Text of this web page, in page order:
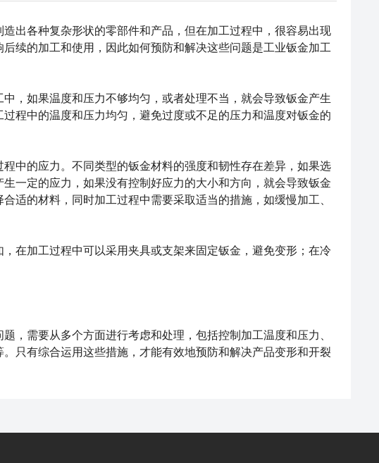
出各种复杂形状的零部件和产品，但在加工过程中，很容易出现
续的加工和使用，因此如何预防和解决这些问题是工业钣金加工
如果温度和压力不够均匀，或者处理不当，就会导致钣金产生
程中的温度和压力均匀，避免过度或不足的压力和温度对钣金的
的应力。不同类型的钣金材料的强度和韧性存在差异，如果选
一定的应力，如果没有控制好应力的大小和方向，就会导致钣金
适的材料，同时加工过程中需要采取适当的措施，如缓慢加工、
加工过程中可以采用夹具或支架来固定钣金，避免变形；在冷
，需要从多个方面进行考虑和处理，包括控制加工温度和压力、
只有综合运用这些措施，才能有效地预防和解决产品变形和开裂